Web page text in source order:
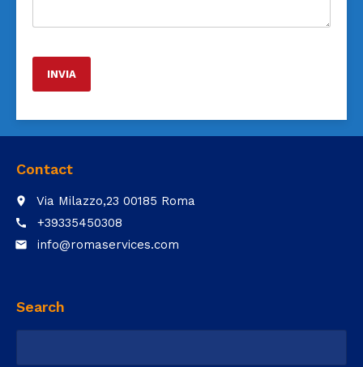
Contact
place Via Milazzo,23 00185 Roma
call +39335450308
email info@romaservices.com
Search